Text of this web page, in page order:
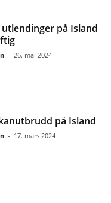
på Island
- 26. mai 2024
på Island
- 17. mars 2024